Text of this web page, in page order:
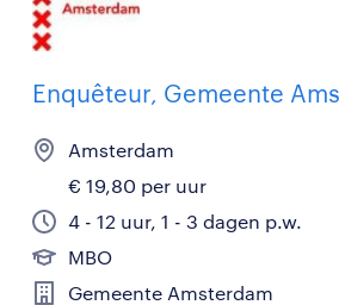
Enquêteur, Gemeente
Amsterdam
€ 19,80 per uur
4 - 12 uur, 1 - 3 dagen p.w.
MBO
Gemeente Amsterdam